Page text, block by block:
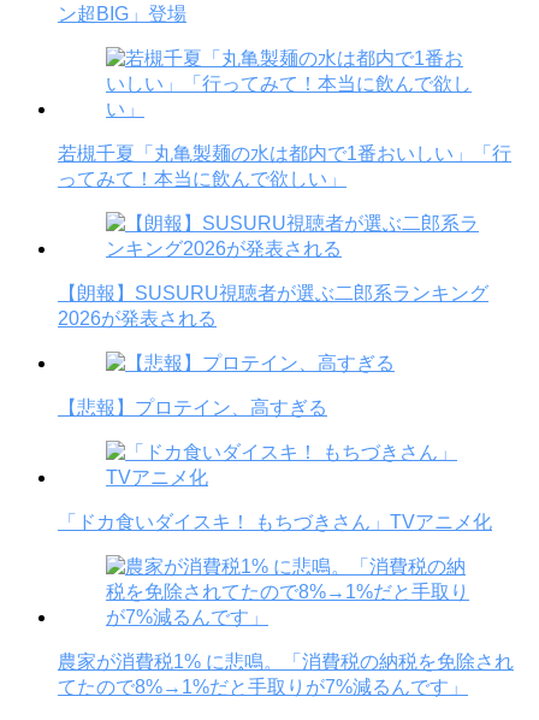
ン超BIG」登場
若槻千夏「丸亀製麺の水は都内で1番おいしい」「行
ってみて！本当に飲んで欲しい」
【朗報】SUSURU視聴者が選ぶ二郎系ランキング
2026が発表される
【悲報】プロテイン、高すぎる
「ドカ食いダイスキ！ もちづきさん」TVアニメ化
農家が消費税1% に悲鳴。「消費税の納税を免除され
てたので8%→1%だと手取りが7%減るんです」